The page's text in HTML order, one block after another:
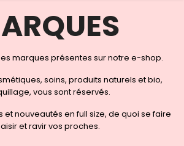
marques présentes sur notre e-shop.
soins, produits naturels et bio,
vous sont réservés.
et nouveautés en full size, de quoi se faire
et ravir vos proches.